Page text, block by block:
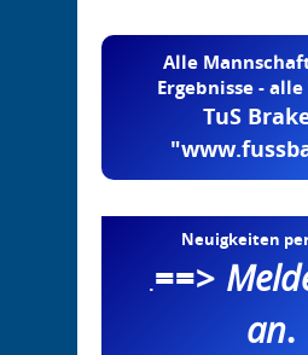
Alle
Ergebnisse -
TuS
Neuigkeiten
.==>
an.